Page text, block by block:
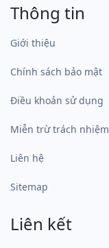
Thông tin
Giới thiệu
Chính sách bảo mật
Điều khoản sử dụng
Miễn trừ trách nhiệm
Liên hệ
Sitemap
Liên kết